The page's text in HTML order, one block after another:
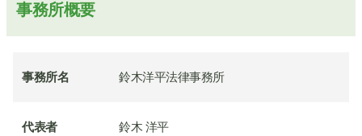
事務所概要
事務所名 鈴木洋平法律事務所
代表者 鈴木 洋平